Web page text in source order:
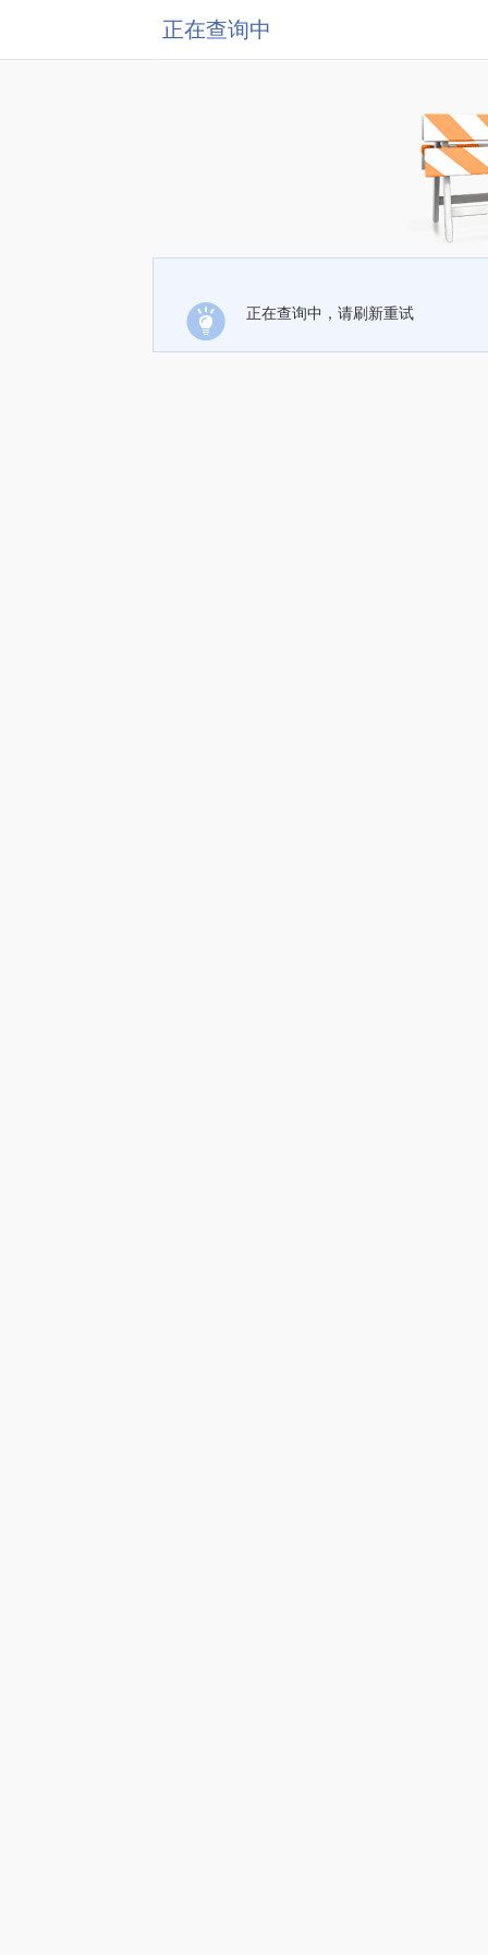
正在查询中
正在查询中，请刷新重试